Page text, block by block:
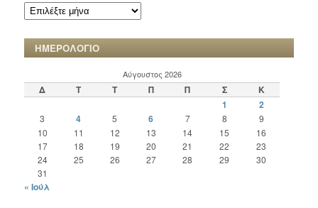
ΑΡΧΕΙΟ
ΧΡΟΝΙΚΩΝ
ΗΜΕΡΟΛΟΓΙΟ
Αύγουστος 2026
Δ Τ Τ Π Π Σ
Κ
1
2
3 4 5 6 7 8
9
10
11 12 13 14 15
16
17
18 19 20 21 22
23
24
25 26 27 28 29
30
31
« Ιούλ